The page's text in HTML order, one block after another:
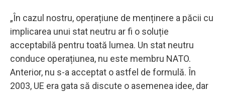
„În cazul nostru, operațiune de menținere a păcii cu
implicarea unui stat neutru ar fi o soluție
acceptabilă pentru toată lumea. Un stat neutru
conduce operațiunea, nu este membru NATO.
Anterior, nu s-a acceptat o astfel de formulă. În
2003, UE era gata să discute o asemenea idee, dar